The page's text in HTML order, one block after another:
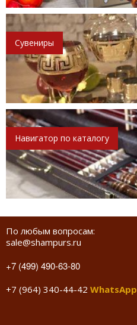
Сувениры
Навигатор по каталогу
По любым вопросам:
sale@shampurs.ru
+7 (499) 490-63-80
+7 (964) 340-44-42 WhatsApp